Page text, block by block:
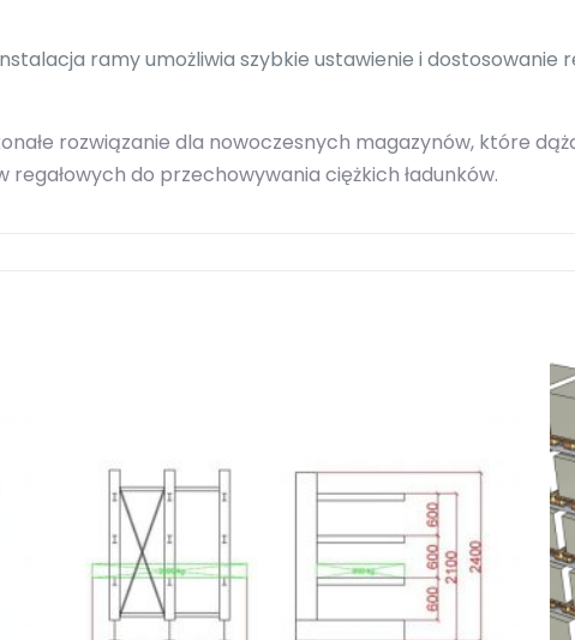
ramy umożliwia szybkie ustawienie i dostosowanie
rozwiązanie dla nowoczesnych magazynów, które
do przechowywania ciężkich ładunków.